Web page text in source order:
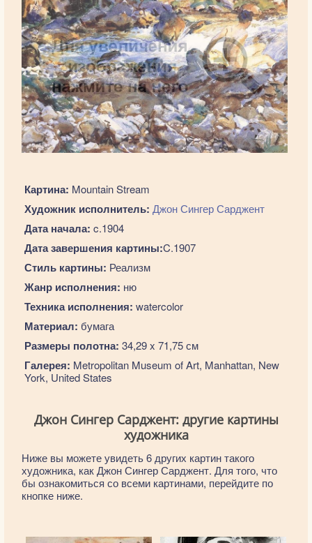
Картина: Mountain Stream
Художник исполнитель: Джон Сингер Сарджент
Дата начала: c.1904
Дата завершения картины:C.1907
Стиль картины: Реализм
Жанр исполнения: ню
Техника исполнения: watercolor
Материал: бумага
Размеры полотна: 34,29 x 71,75 см
Галерея: Metropolitan Museum of Art, Manhattan, New
York, United States
Джон Сингер Сарджент: другие картины
художника
Ниже вы можете увидеть 6 других картин такого
художника, как Джон Сингер Сарджент. Для того, что
бы ознакомиться со всеми картинами, перейдите по
кнопке ниже.